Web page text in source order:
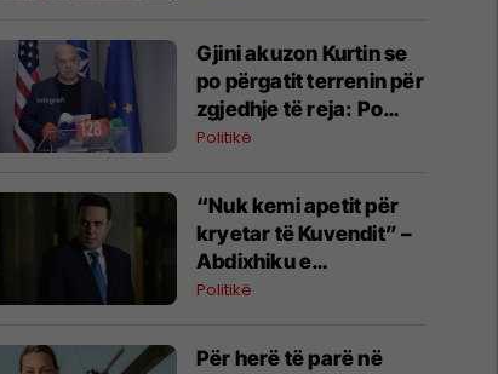
Gjini akuzon Kurtin se
po përgatit terrenin për
zgjedhje të reja: Po
manipulon opinionin
Politikë
“Nuk kemi apetit për
kryetar të Kuvendit” –
Abdixhiku e
konsideron si figurë
Politikë
Për herë të parë në